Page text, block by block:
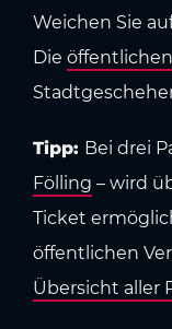
Weichen Sie
Die
Tipp: Bei drei
Fölling – wird
Ticket
öffentlichen
Übersicht aller